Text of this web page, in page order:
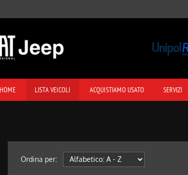
HOME LISTA VEICOLI ACQUISTIAMO USATO SERVIZI
Ordina per: